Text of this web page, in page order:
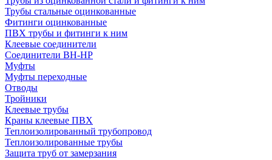
Трубы стальные оцинкованные
Фитинги оцинкованные
ПВХ трубы и фитинги к ним
Клеевые соединители
Соединители ВН-НР
Муфты
Муфты переходные
Отводы
Тройники
Клеевые трубы
Краны клеевые ПВХ
Теплоизолированный трубопровод
Теплоизолированные трубы
Защита труб от замерзания